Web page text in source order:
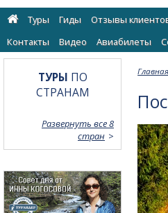
Туры Гиды Отзывы
Контакты
Видео Авиабилеты
Главная
ТУРЫ ПО
СТРАНАМ
Развернуть все 8
стран